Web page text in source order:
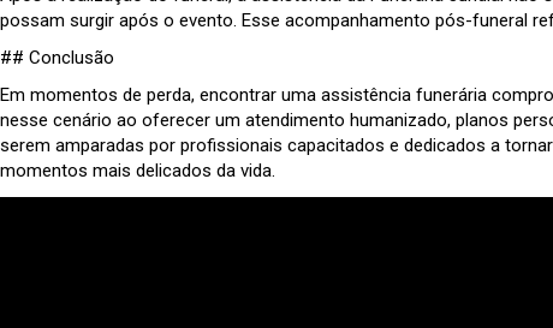
possam surgir após o evento. Esse acompanhamento pós-funeral
## Conclusão
Em momentos de perda, encontrar uma assistência funerária
nesse cenário ao oferecer um atendimento humanizado, planos
serem amparadas por profissionais capacitados e dedicados a
momentos mais delicados da vida.